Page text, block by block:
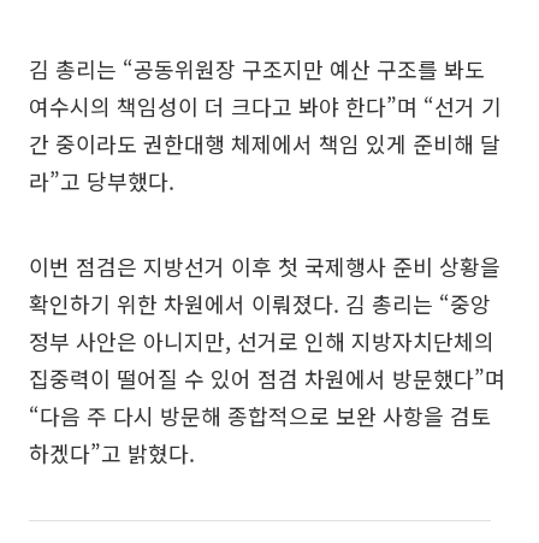
김 총리는 “공동위원장 구조지만 예산 구조를 봐도
여수시의 책임성이 더 크다고 봐야 한다”며 “선거 기
간 중이라도 권한대행 체제에서 책임 있게 준비해 달
라”고 당부했다.
이번 점검은 지방선거 이후 첫 국제행사 준비 상황을
확인하기 위한 차원에서 이뤄졌다. 김 총리는 “중앙
정부 사안은 아니지만, 선거로 인해 지방자치단체의
집중력이 떨어질 수 있어 점검 차원에서 방문했다”며
“다음 주 다시 방문해 종합적으로 보완 사항을 검토
하겠다”고 밝혔다.